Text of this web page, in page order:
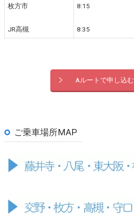
枚方市
JR高槻
8:15
8:35
Aルートで申し込む
ご乗車場所MAP